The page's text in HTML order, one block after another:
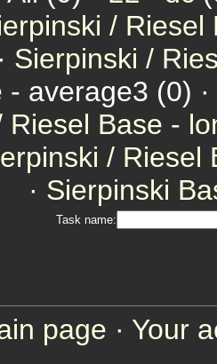
/ Riesel
Sierpinski /
- average3 (0) ·
Riesel Base -
/ Riesel
· Sierpinski
Task name:
page · Your